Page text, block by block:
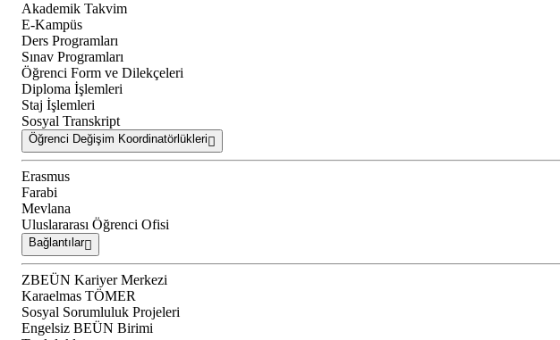
Akademik Takvim
E-Kampüs
Ders Programları
Sınav Programları
Öğrenci Form ve Dilekçeleri
Diploma İşlemleri
Staj İşlemleri
Sosyal Transkript
Öğrenci Değişim Koordinatörlükleri
Erasmus
Farabi
Mevlana
Uluslararası Öğrenci Ofisi
Bağlantılar
ZBEÜN Kariyer Merkezi
Karaelmas TÖMER
Sosyal Sorumluluk Projeleri
Engelsiz BEÜN Birimi